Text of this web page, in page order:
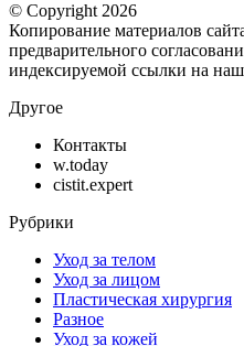
© Copyright 2026
Копирование материалов
предварительного
индексируемой ссылки на наш
Другое
Контакты
w.today
cistit.expert
Рубрики
Уход за телом
Уход за лицом
Пластическая хирургия
Разное
Уход за кожей